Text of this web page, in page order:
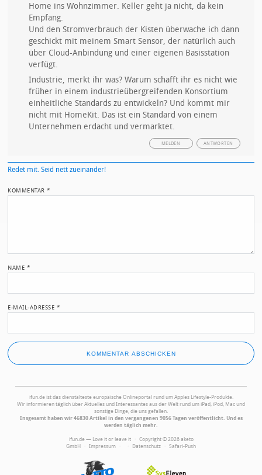
Home ins Wohnzimmer. Keller geht ja nicht, da kein
Empfang.
Und den Stromverbrauch der Kisten überwache ich dann
geschickt mit meinem Smart Sensor, der natürlich auch
über Cloud-Anbindung und einer eigenen Basisstation
verfügt.
Industrie, merkt ihr was? Warum schafft ihr es nicht wie
früher in einem industrieübergreifenden Konsortium
einheitliche Standards zu entwickeln? Und kommt mir
nicht mit HomeKit. Das ist ein Standard von einem
Unternehmen erdacht und vermarktet.
ANTWORTEN
MELDEN
Redet mit. Seid nett zueinander!
KOMMENTAR*
NAME *
E-MAIL-ADRESSE *
ifun.de ist das dienstälteste europäische Onlineportal rund um Apples Lifestyle-Produkte.
Wir informieren täglich über Aktuelles und Interessantes aus der Welt rund um iPad, iPod, Mac und
sonstige Dinge, die uns gefallen.
Insgesamt haben wir 46830 Artikel in den vergangenen 9056 Tagen veröffentlicht. Und es
werden täglich mehr.
ifun.de — Love it or leave it · Copyright © 2026 aketo
GmbH · Impressum · · Datenschutz · Safari-Push